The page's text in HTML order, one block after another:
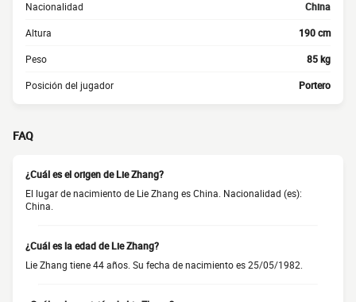
Nacionalidad China
Altura 190 cm
Peso 85 kg
Posición del jugador Portero
FAQ
¿Cuál es el origen de Lie Zhang?
El lugar de nacimiento de Lie Zhang es China. Nacionalidad (es):
China.
¿Cuál es la edad de Lie Zhang?
Lie Zhang tiene 44 años. Su fecha de nacimiento es 25/05/1982.